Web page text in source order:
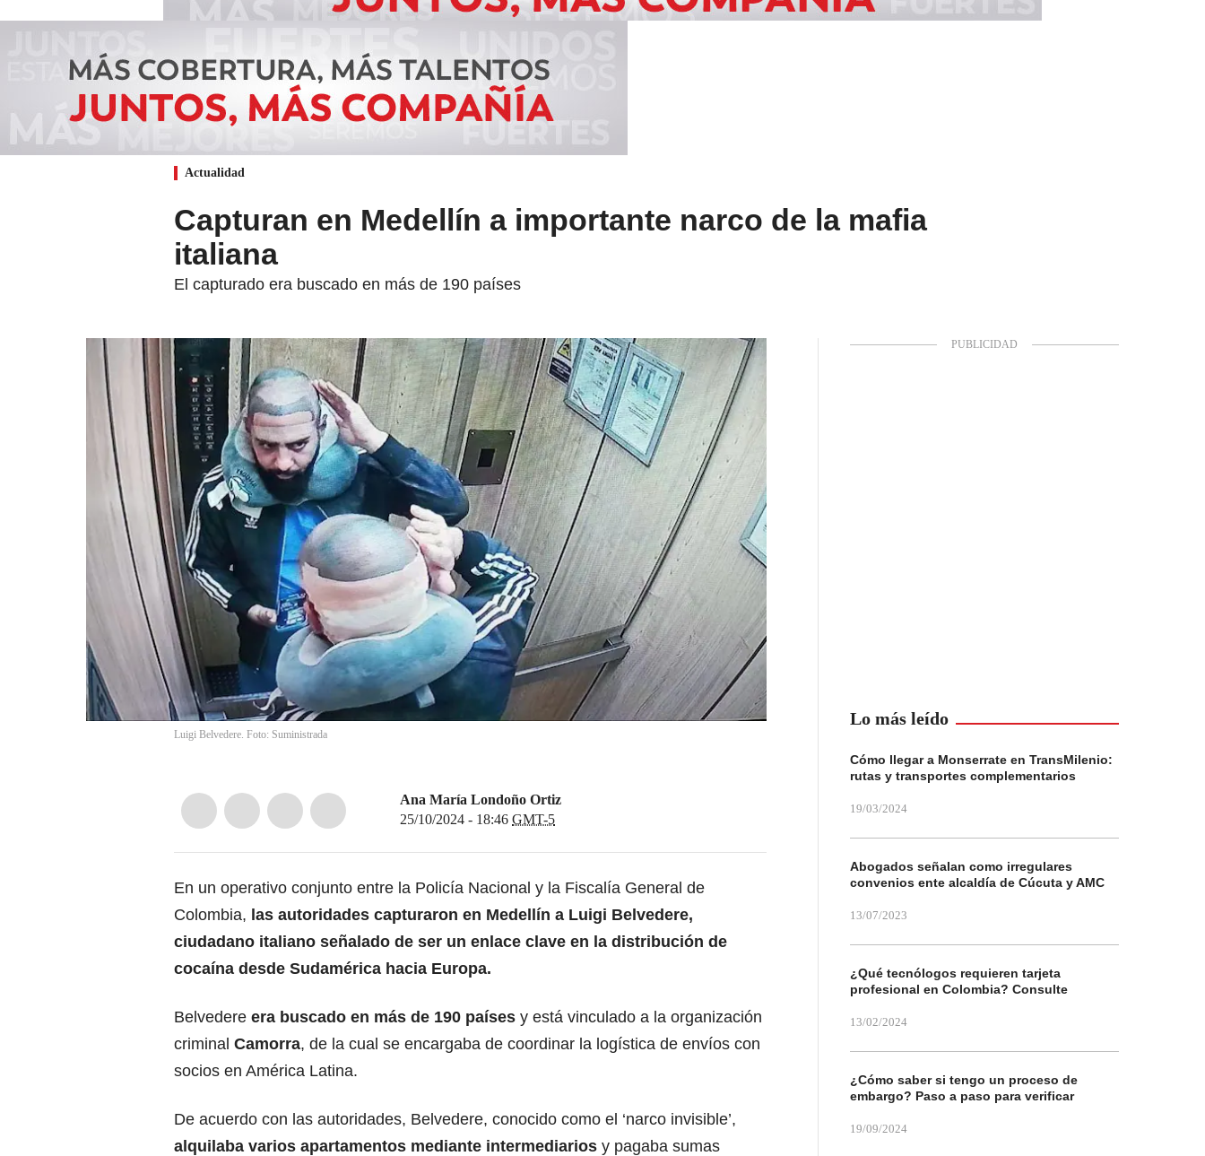
Actualidad
Capturan en Medellín a importante narco de la mafia
italiana
El capturado era buscado en más de 190 países
Luigi Belvedere. Foto: Suministrada
Ana María Londoño Ortiz
25/10/2024 - 18:46 GMT-5
En un operativo conjunto entre la Policía Nacional y la Fiscalía General de
Colombia, las autoridades capturaron en Medellín a Luigi Belvedere,
ciudadano italiano señalado de ser un enlace clave en la distribución de
cocaína desde Sudamérica hacia Europa.
Belvedere era buscado en más de 190 países y está vinculado a la organización
criminal Camorra, de la cual se encargaba de coordinar la logística de envíos con
socios en América Latina.
De acuerdo con las autoridades, Belvedere, conocido como el ‘narco invisible’,
alquilaba varios apartamentos mediante intermediarios y pagaba sumas
Lo más leído
Cómo llegar a Monserrate en TransMilenio:
rutas y transportes complementarios
19/03/2024
Abogados señalan como irregulares
convenios ente alcaldía de Cúcuta y AMC
13/07/2023
¿Qué tecnólogos requieren tarjeta
profesional en Colombia? Consulte
13/02/2024
¿Cómo saber si tengo un proceso de
embargo? Paso a paso para verificar
19/09/2024